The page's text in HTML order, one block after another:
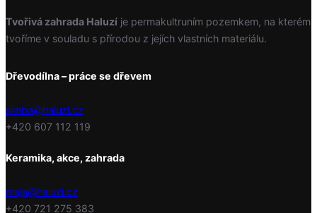
Tvořivá zahrada Haluzí je permakultruním pozemkem, na kterém
tvoříme v souladu s přírodou z jejích vlastních materiálu.
Dřevodílna – práce se dřevem
simba@haluzi.cz
+420 607 112 119
Keramika, akce, zahrada
maja@haluzi.cz
+420 721 275 383